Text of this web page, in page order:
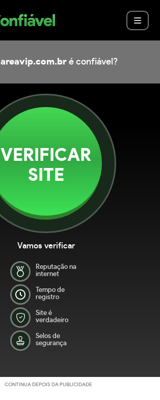
areavip.com.br é confiável?
VERIFICAR
SITE
Vamos verificar
Reputação na
internet
Tempo de
registro
Site é
verdadeiro
Selos de
segurança
CONTINUA DEPOIS DA PUBLICIDADE